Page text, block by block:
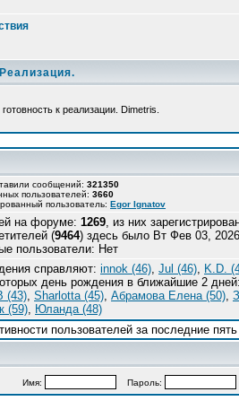
к реализации. Dimetris.
сообщений: 321350
пользователей: 3660
пользователь: Egor Ignatov
на форуме: 1269, из них
(9464) здесь было Вт Фев 03,
пользователи: Нет
справляют: innok (46), Jul (46), K.D.
день рождения в ближайшие 2
(43), Sharlotta (45), Абрамова Елена (50),
(59), Юланда (48)
пользователей за последние
Имя: Пароль: